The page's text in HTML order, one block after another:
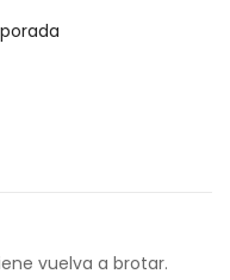
vuelva a brotar.